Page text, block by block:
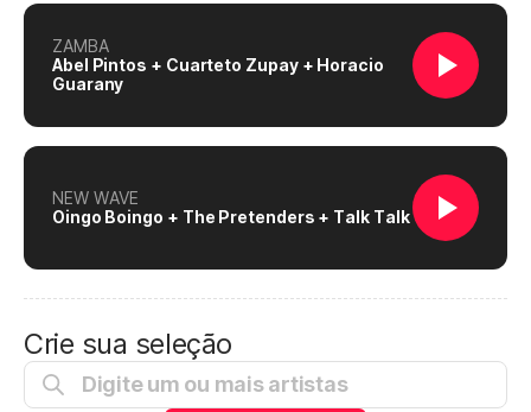
ZAMBA
Abel Pintos + Cuarteto Zupay + Horacio
Guarany
NEW WAVE
Oingo Boingo + The Pretenders + Talk Talk
Crie sua seleção